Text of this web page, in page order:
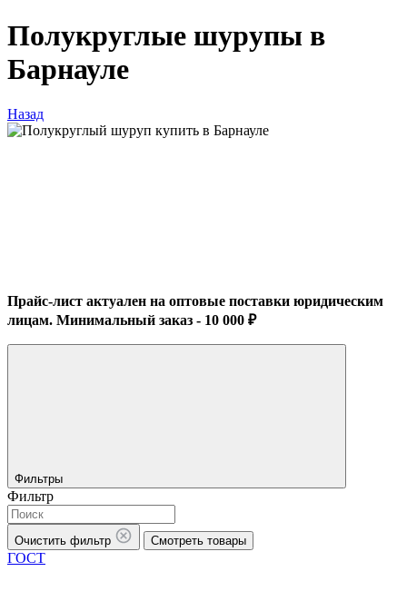
Полукруглые шурупы в
Барнауле
Назад
Прайс-лист актуален на оптовые поставки юридическим
лицам. Минимальный заказ - 10 000 ₽
Фильтры
Фильтр
Очистить фильтр Смотреть товары
ГОСТ